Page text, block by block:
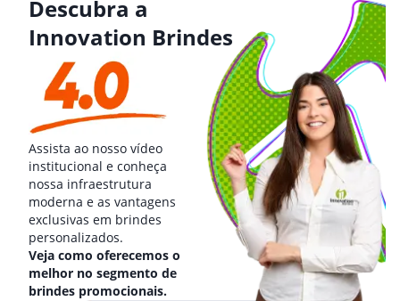
Descubra a
Innovation Brindes
Assista ao nosso vídeo
institucional e conheça
nossa infraestrutura
moderna e as vantagens
exclusivas em brindes
personalizados.
Veja como oferecemos o
melhor no segmento de
brindes promocionais.